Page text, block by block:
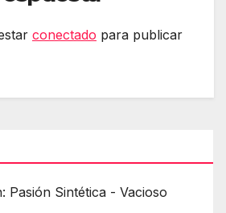
conectado para publicar
Pasión Sintética - Vacioso